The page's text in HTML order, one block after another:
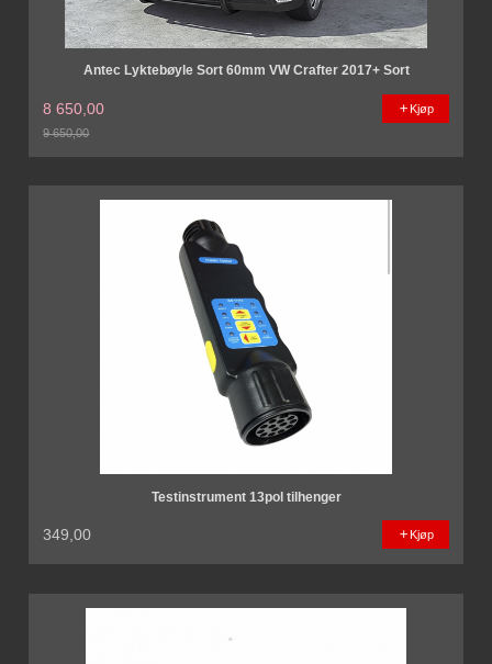
Antec Lyktebøyle Sort 60mm VW Crafter 2017+ Sort
8 650,00
9 650,00
Kjøp
Testinstrument 13pol tilhenger
349,00 Kjøp